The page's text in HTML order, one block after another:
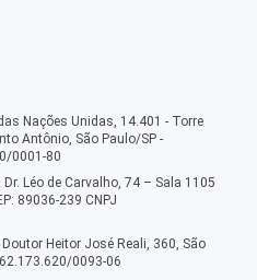
Nações Unidas, 14.401 - Torre
Antônio, São Paulo/SP -
0001-80
Léo de Carvalho, 74 – Sala 1105
89036-239 CNPJ
Heitor José Reali, 360, São
0093-06